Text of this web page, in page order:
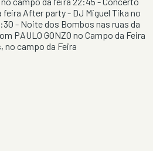
feira After party - DJ Miguel Tika no
- Noite dos Bombos nas ruas da
PAULO GONZO no Campo da Feira
no campo da Feira